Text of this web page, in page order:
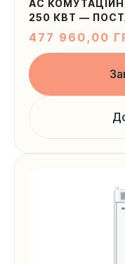
AC
250 КВТ —
477 960,00